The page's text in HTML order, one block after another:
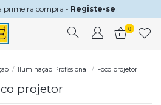
primeira compra - Registe-se
0
Iluminação Profissional Foco projetor
projetor